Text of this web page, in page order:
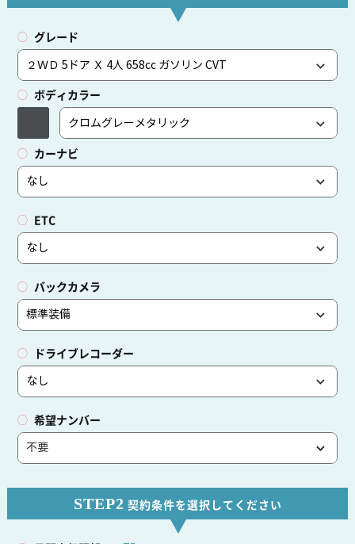
グレード
ボディカラー
カーナビ
ETC
バックカメラ
ドライブレコーダー
希望ナンバー
STEP2 契約条件を選択してください